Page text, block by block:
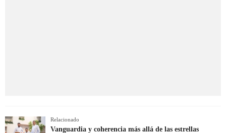
Relacionado
Vanguardia y coherencia más allá de las estrellas